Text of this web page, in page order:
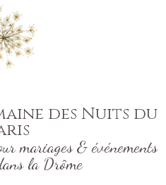
des Nuits du
mariages & événements
la Drôme